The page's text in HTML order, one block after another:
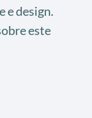
e design.
este